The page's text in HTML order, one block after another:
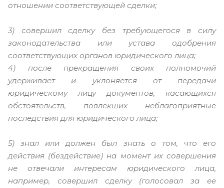
отношении соответствующей сделки;
3) совершил сделку без требующегося в силу
законодательства или устава одобрения
соответствующих органов юридического лица;
4) после прекращения своих полномочий
удерживает и уклоняется от передачи
юридическому лицу документов, касающихся
обстоятельств, повлекших неблагоприятные
последствия для юридического лица;
5) знал или должен был знать о том, что его
действия (бездействие) на момент их совершения
не отвечали интересам юридического лица,
например, совершил сделку (голосовал за ее